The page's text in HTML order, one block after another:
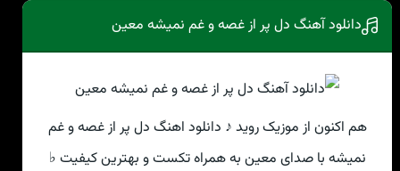
دانلود آهنگ دل پر از غصه و غم نمیشه معین
هم اکنون از موزیک روید ♪ دانلود اهنگ دل پر از غصه و غم
نمیشه با صدای معین به همراه تکست و بهترین کیفیت ♭